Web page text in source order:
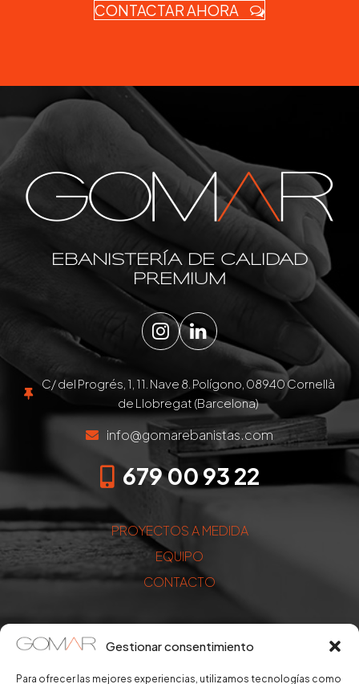
Gestionar consentimiento
Para ofrecer las mejores experiencias, utilizamos tecnologías como
CONTACTAR AHORA
EBANISTERÍA DE CALIDAD
PREMIUM
Instagram
LinkedIn
C/ del Progrés, 1, 11. Nave 8. Polígono, 08940 Cornellà
de Llobregat (Barcelona)
info@gomarebanistas.com
679 00 93 22
PROYECTOS A MEDIDA
EQUIPO
CONTACTO